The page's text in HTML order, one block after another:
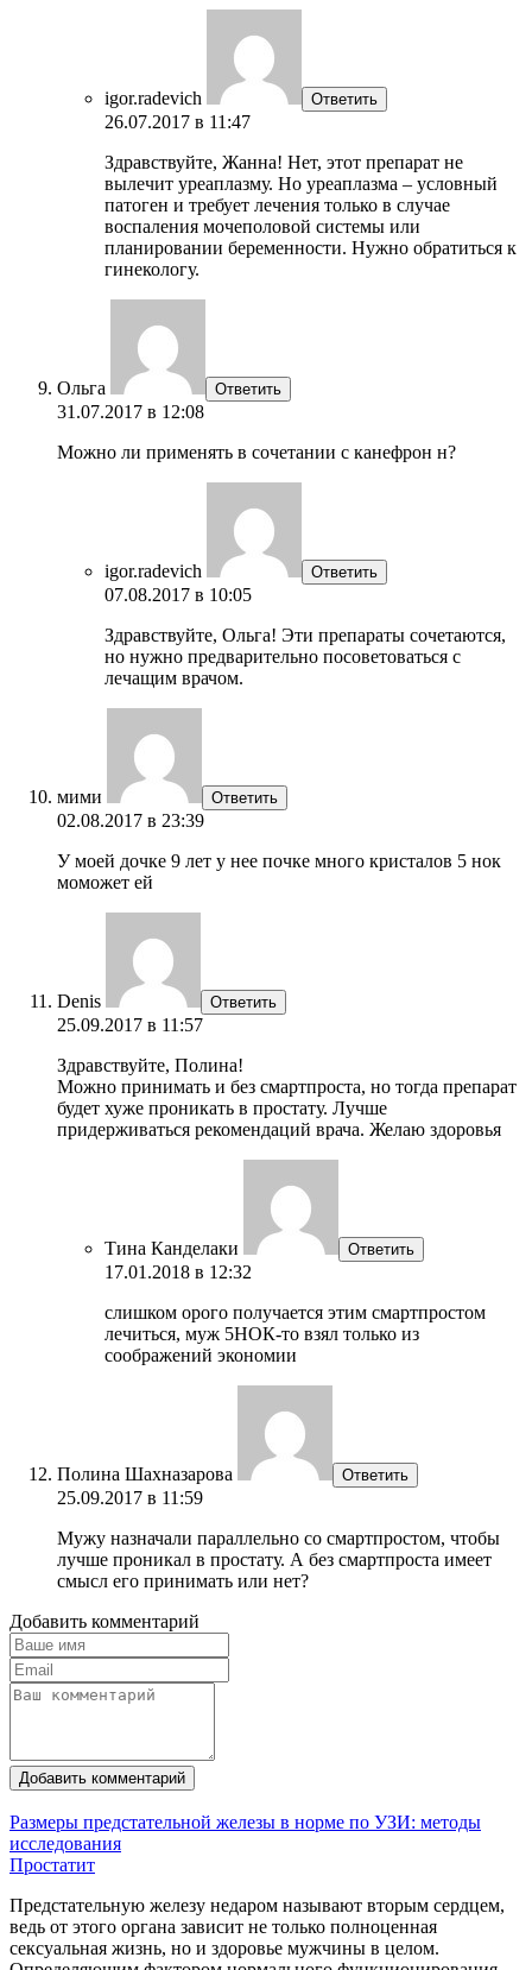
igor.radevich Ответить
26.07.2017 в 11:47
Здравствуйте, Жанна! Нет, этот препарат не
вылечит уреаплазму. Но уреаплазма – условный
патоген и требует лечения только в случае
воспаления мочеполовой системы или
планировании беременности. Нужно обратиться к
гинекологу.
Ольга Ответить
31.07.2017 в 12:08
Можно ли применять в сочетании с канефрон н?
igor.radevich Ответить
07.08.2017 в 10:05
Здравствуйте, Ольга! Эти препараты сочетаются,
но нужно предварительно посоветоваться с
лечащим врачом.
мими Ответить
02.08.2017 в 23:39
У моей дочке 9 лет у нее почке много кристалов 5 нок
моможет ей
Denis Ответить
25.09.2017 в 11:57
Здравствуйте, Полина!
Можно принимать и без смартпроста, но тогда препарат
будет хуже проникать в простату. Лучше
придерживаться рекомендаций врача. Желаю здоровья
Тина Канделаки Ответить
17.01.2018 в 12:32
слишком орого получается этим смартпростом
лечиться, муж 5НОК-то взял только из
соображений экономии
Полина Шахназарова Ответить
25.09.2017 в 11:59
Мужу назначали параллельно со смартпростом, чтобы
лучше проникал в простату. А без смартпроста имеет
смысл его принимать или нет?
Добавить комментарий
Добавить комментарий
Размеры предстательной железы в норме по УЗИ: методы
исследования
Простатит
Предстательную железу недаром называют вторым сердцем,
ведь от этого органа зависит не только полноценная
сексуальная жизнь, но и здоровье мужчины в целом.